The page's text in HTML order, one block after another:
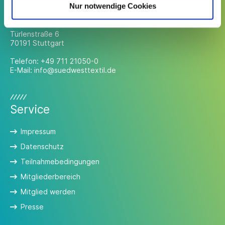
Nur notwendige Cookies
Türlenstraße 6
70191 Stuttgart
Telefon: +49 711 21050-0
E-Mail: info@suedwesttextil.de
Service
Impressum
Datenschutz
Teilnahmebedingungen
Mitgliederbereich
Mitglied werden
Presse